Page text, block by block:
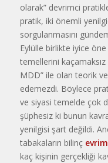
olarak” devrimci
pratik, iki önemli
sorgulanmasını
Eylülle birlikte iyice öne
temellerini
MDD” ile olan teorik
edemezdi. Böylece
ve siyasi temelde çok
şüphesiz ki bunun
yenilgisi şart değildi.
tabakaların bilinç
kaç kişinin gerçekliği